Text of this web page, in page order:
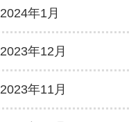
2024年1月
2023年12月
2023年11月